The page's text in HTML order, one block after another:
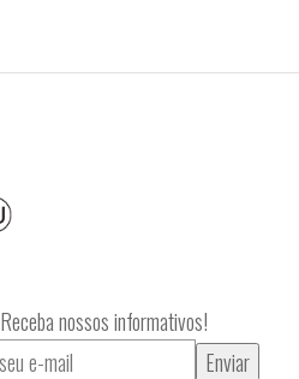
Receba nossos informativos!